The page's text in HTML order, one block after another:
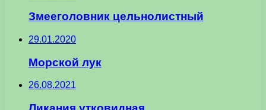
Змееголовник цельнолистный
29.01.2020
Морской лук
26.08.2021